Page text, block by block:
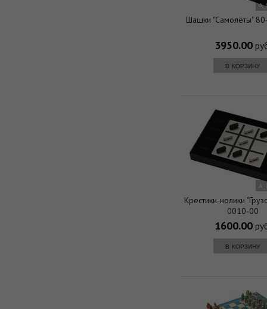
Шашки "Самолёты"
3950.00
в корзину
Крестики-нолики
0010-00
1600.00
в корзину